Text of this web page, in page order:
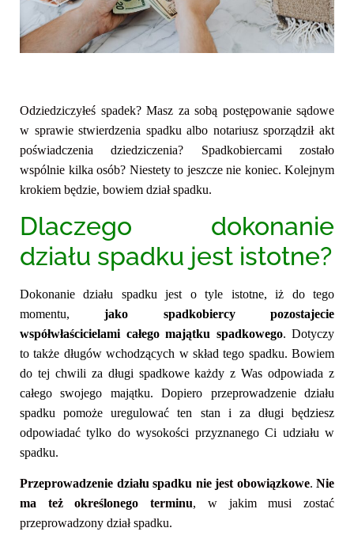
Odziedziczyłeś spadek? Masz za sobą postępowanie sądowe
w sprawie stwierdzenia spadku albo notariusz sporządził akt
poświadczenia dziedziczenia? Spadkobiercami zostało
wspólnie kilka osób? Niestety to jeszcze nie koniec. Kolejnym
krokiem będzie, bowiem dział spadku.
Dlaczego dokonanie
działu spadku jest istotne?
Dokonanie działu spadku jest o tyle istotne, iż do tego
momentu,jako spadkobiercy pozostajecie
współwłaścicielami całego majątku spadkowego. Dotyczy
to także długów wchodzących w skład tego spadku. Bowiem
do tej chwili za długi spadkowe każdy z Was odpowiada z
całego swojego majątku. Dopiero przeprowadzenie działu
spadku pomoże uregulować ten stan i za długi będziesz
odpowiadać tylko do wysokości przyznanego Ci udziału w
spadku.
Przeprowadzenie działu spadku nie jest obowiązkowe. Nie
ma też określonego terminu, w jakimmusi zostać
przeprowadzony dział spadku.